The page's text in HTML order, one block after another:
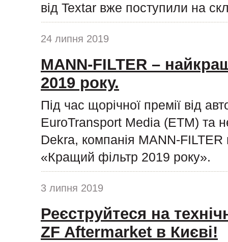
від Textar вже поступили на
24 липня 2019
MANN-FILTER –
2019 року.
Під час щорічної премії від
EuroTransport Media (ETM) та
Dekra, компанія MANN-FILTER
«Кращий фільтр 2019 року».
3 липня 2019
Реєструйтеся на
ZF Aftermarket в Києві!